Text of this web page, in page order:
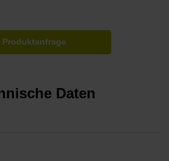
Produktanfrage
Daten